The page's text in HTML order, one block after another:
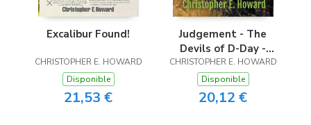
Excalibur Found!
CHRISTOPHER E. HOWARD
Disponible
21,53 €
Judgement - The
Devils of D-Day -
The Return
CHRISTOPHER E. HOWARD
Disponible
20,12 €